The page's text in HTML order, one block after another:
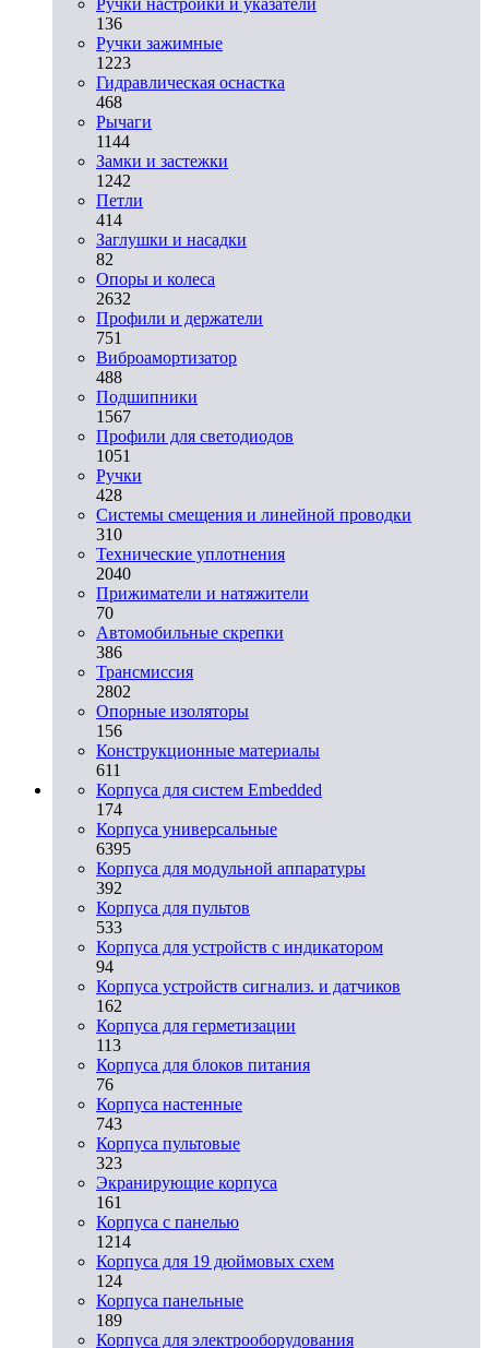
136
Ручки зажимные
1223
Гидравлическая оснастка
468
Рычаги
1144
Замки и застежки
1242
Петли
414
Заглушки и насадки
82
Опоры и колеса
2632
Профили и держатели
751
Виброамортизатор
488
Подшипники
1567
Профили для светодиодов
1051
Ручки
428
Системы смещения и линейной проводки
310
Технические уплотнения
2040
Прижиматели и натяжители
70
Автомобильные скрепки
386
Трансмиссия
2802
Опорные изоляторы
156
Конструкционные материалы
611
Корпуса для систем Embedded
174
Корпуса универсальные
6395
Корпуса для модульной аппаратуры
392
Корпуса для пультов
533
Корпуса для устройств с индикатором
94
Корпуса устройств сигнализ. и датчиков
162
Корпуса для герметизации
113
Корпуса для блоков питания
76
Корпуса настенные
743
Корпуса пультовые
323
Экранирующие корпуса
161
Корпуса с панелью
1214
Корпуса для 19 дюймовых схем
124
Корпуса панельные
189
Корпуса для электрооборудования